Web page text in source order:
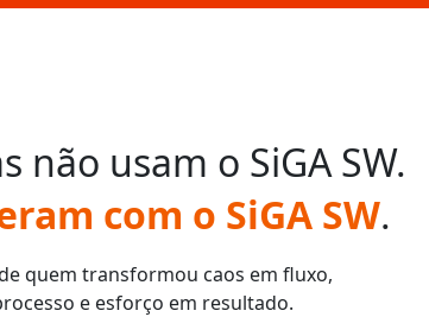
não usam o SiGA SW.
com o SiGA SW.
dizem sobre o SIGA
quem transformou caos em fluxo,
e esforço em resultado.